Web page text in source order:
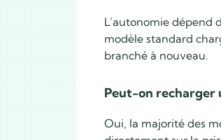
L’autonomie dépend
modèle standard
branché à nouveau.
Peut-on recharger
Oui, la majorité des